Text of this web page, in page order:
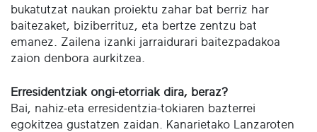
bukatutzat naukan proiektu zahar bat berriz har
baitezaket, biziberrituz, eta bertze zentzu bat
emanez. Zailena izanki jarraidurari baitezpadakoa
zaion denbora aurkitzea.
Erresidentziak ongi-etorriak dira, beraz?
Bai, nahiz-eta erresidentzia-tokiaren bazterrei
egokitzea gustatzen zaidan. Kanarietako Lanzaroten